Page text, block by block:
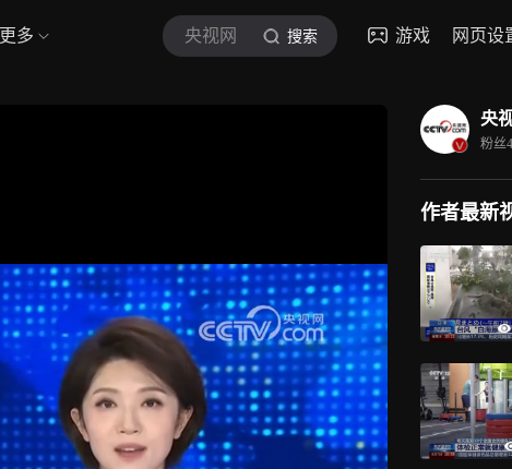
更多 央视网 搜索 游戏 网页设
央
粉丝
作者最新